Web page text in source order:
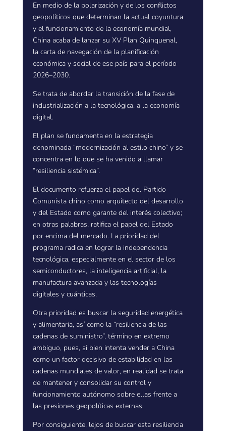
En medio de la polarización y de los conflictos
geopolíticos que determinan la actual coyuntura
y el funcionamiento de la economía mundial,
China acaba de lanzar su XV Plan Quinquenal,
la carta de navegación de la planificación
económica y social de ese país para el período
2026–2030.
Se trata de abordar la transición de la fase de
industrialización a la tecnológica, a la economía
digital.
El plan se fundamenta en la estrategia
denominada “modernización al estilo chino” y se
concentra en lo que se ha venido a llamar
“resiliencia sistémica”.
El documento refuerza el papel del Partido
Comunista chino como arquitecto del desarrollo
y del Estado como garante del interés colectivo;
en otras palabras, ratifica el papel del Estado
por encima del mercado. La prioridad del
programa radica en lograr la independencia
tecnológica, especialmente en el sector de los
semiconductores, la inteligencia artificial, la
manufactura avanzada y las tecnologías
digitales y cuánticas.
Otra prioridad es buscar la seguridad energética
y alimentaria, así como la “resiliencia de las
cadenas de suministro”, término en extremo
ambiguo, pues, si bien intenta vender a China
como un factor decisivo de estabilidad en las
cadenas mundiales de valor, en realidad se trata
de mantener y consolidar su control y
funcionamiento autónomo sobre ellas frente a
las presiones geopolíticas externas.
Por consiguiente, lejos de buscar esta resiliencia